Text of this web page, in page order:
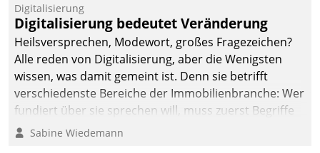
Digitalisierung
Digitalisierung bedeutet Veränderung
Heilsversprechen, Modewort, großes Fragezeichen?
Alle reden von Digitalisierung, aber die Wenigsten
wissen, was damit gemeint ist. Denn sie betrifft
verschiedenste Bereiche der Immobilienbranche: Wer
fundiert über sie sprechen will, muss zuerst Begriffe
klären. Ein Aspekt ist die betriebliche Optimierung:
Sabine Wiedemann